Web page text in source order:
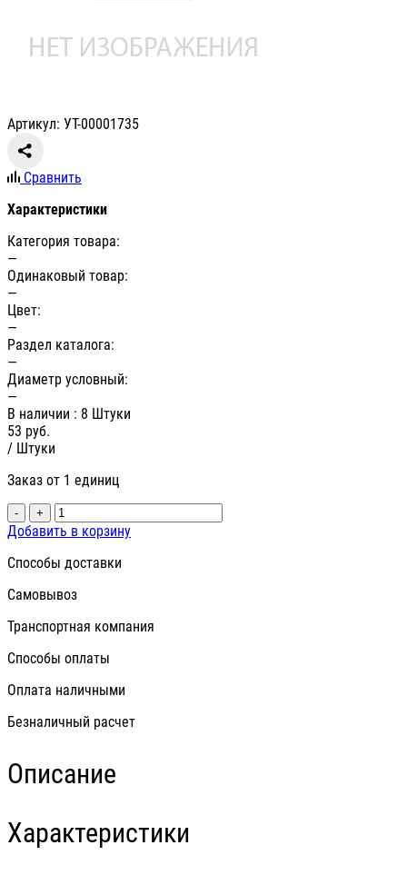
Артикул: УТ-00001735
Сравнить
Характеристики
Категория товара:
—
Одинаковый товар:
—
Цвет:
—
Раздел каталога:
—
Диаметр условный:
—
В наличии : 8 Штуки
53 руб.
/ Штуки
Заказ от 1 единиц
- +
Добавить в корзину
Способы доставки
Самовывоз
Транспортная компания
Способы оплаты
Оплата наличными
Безналичный расчет
Описание
Характеристики